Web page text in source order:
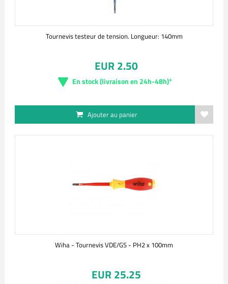
Tournevis testeur de tension. Longueur: 140mm
EUR 2.50
En stock (livraison en 24h-48h)*
Ajouter au panier
Wiha - Tournevis VDE/GS - PH2 x 100mm
EUR 25.25